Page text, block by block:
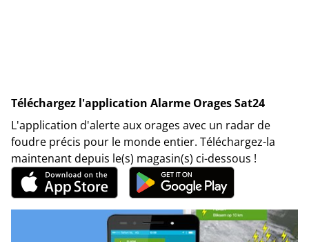
Téléchargez l'application Alarme Orages Sat24
L'application d'alerte aux orages avec un radar de
foudre précis pour le monde entier. Téléchargez-la
maintenant depuis le(s) magasin(s) ci-dessous !